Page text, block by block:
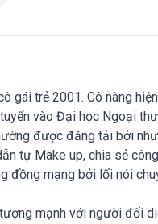
gái trẻ 2001. Cô nàng
vào Đại học Ngoại
được đăng tải bởi
tự Make up, chia sẻ
đồng mạng bởi lối nói
mạnh với người đối